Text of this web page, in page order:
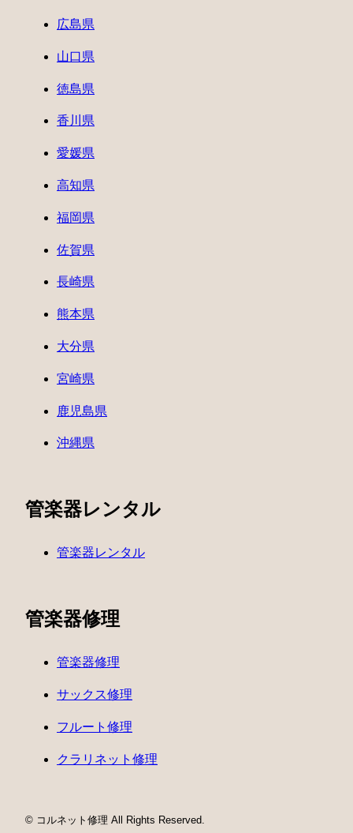
広島県
山口県
徳島県
香川県
愛媛県
高知県
福岡県
佐賀県
長崎県
熊本県
大分県
宮崎県
鹿児島県
沖縄県
管楽器レンタル
管楽器レンタル
管楽器修理
管楽器修理
サックス修理
フルート修理
クラリネット修理
© コルネット修理 All Rights Reserved.